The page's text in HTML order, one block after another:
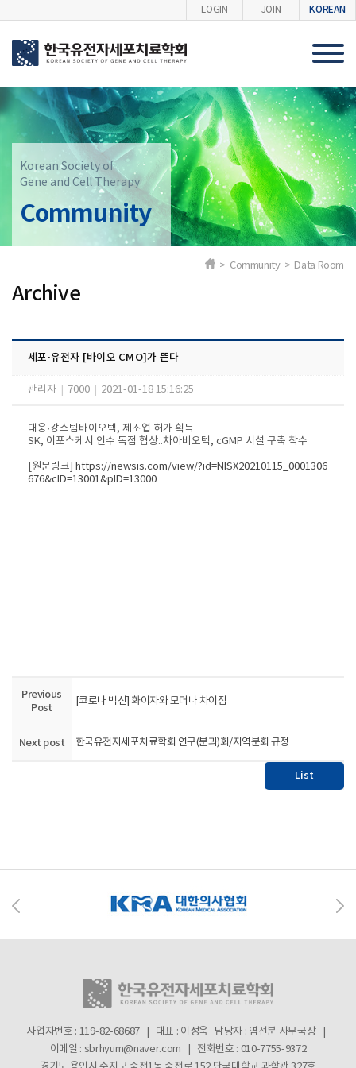
LOGIN JOIN KOREAN
Korean Society of
Gene and Cell Therapy
Community
Archive
> Community > Data Room
세포·유전자 [바이오 CMO]가 뜬다
관리자 7000 2021-01-18 15:16:25
대웅·강스템바이오텍, 제조업 허가 획득
SK, 이포스케시 인수 독점 협상..차아비오텍, cGMP 시설 구축 착수​
[원문링크] https://newsis.com/view/?id=NISX20210115_0001306
676&cID=13001&pID=13000
Previous
Post
[코로나 백신] 화이자와 모더나 차이점
Next post 한국유전자세포치료학회 연구(분과)회/지역분회 규정
List
사업자번호 : 119-82-68687 | 대표 : 이성욱 담당자 : 염선분 사무국장 |
이메일 : sbrhyum@naver.com | 전화번호 : 010-7755-9372